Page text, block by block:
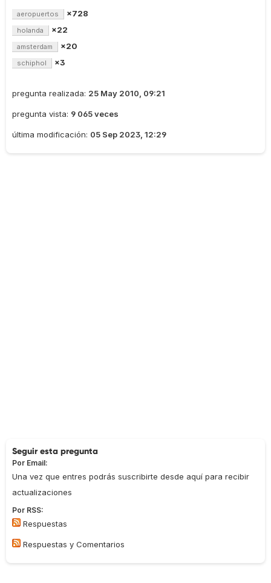
aeropuertos ×728
holanda ×22
amsterdam ×20
schiphol ×3
pregunta realizada: 25 May 2010, 09:21
pregunta vista: 9 065 veces
última modificación: 05 Sep 2023, 12:29
Seguir esta pregunta
Por Email:
Una vez que entres podrás suscribirte desde aquí para recibir
actualizaciones
Por RSS:
Respuestas
Respuestas y Comentarios